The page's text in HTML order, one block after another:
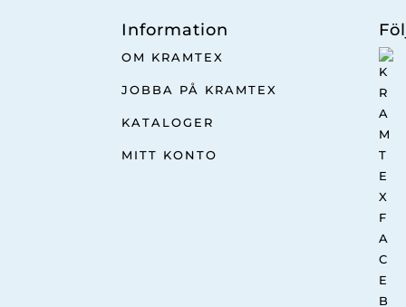
Information
OM KRAMTEX
JOBBA PÅ KRAMTEX
KATALOGER
MITT KONTO